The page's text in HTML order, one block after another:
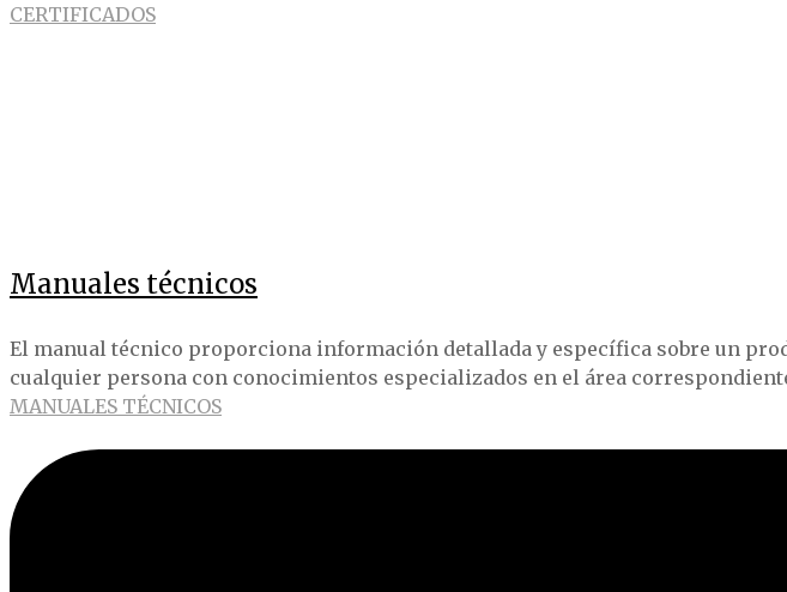
CERTIFICADOS
Manuales técnicos
El manual técnico proporciona información detallada y específica sobre un
cualquier persona con conocimientos especializados en el área
MANUALES TÉCNICOS